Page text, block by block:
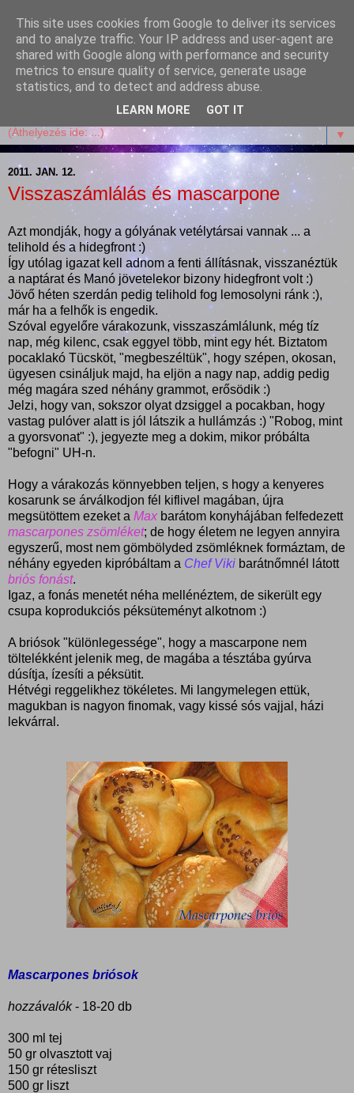
Garffyka
Szösszenetek a konyhámból, az életemből. Mosollyal,
receptekkel, vidámsággal, marcipánnal, csokival.
▼
2011. JAN. 12.
Visszaszámlálás és mascarpone
Azt mondják, hogy a gólyának vetélytársai vannak ... a
telihold és a hidegfront :)
Így utólag igazat kell adnom a fenti állításnak, visszanéztük
a naptárat és Manó jövetelekor bizony hidegfront volt :)
Jövő héten szerdán pedig telihold fog lemosolyni ránk :),
már ha a felhők is engedik.
Szóval egyelőre várakozunk, visszaszámlálunk, még tíz
nap, még kilenc, csak eggyel több, mint egy hét. Biztatom
pocaklakó Tücsköt, "megbeszéltük", hogy szépen, okosan,
ügyesen csináljuk majd, ha eljön a nagy nap, addig pedig
még magára szed néhány grammot, erősödik :)
Jelzi, hogy van, sokszor olyat dzsiggel a pocakban, hogy
vastag pulóver alatt is jól látszik a hullámzás :) "Robog, mint
a gyorsvonat" :), jegyezte meg a dokim, mikor próbálta
"befogni" UH-n.
Hogy a várakozás könnyebben teljen, s hogy a kenyeres
kosarunk se árválkodjon fél kiflivel magában, újra
megsütöttem ezeket a Max barátom konyhájában felfedezett
mascarpones zsömléket; de hogy életem ne legyen annyira
egyszerű, most nem gömbölyded zsömléknek formáztam, de
néhány egyeden kipróbáltam a Chef Viki barátnőmnél látott
briós fonást.
Igaz, a fonás menetét néha mellénéztem, de sikerült egy
csupa koprodukciós péksüteményt alkotnom :)
A briósok "különlegessége", hogy a mascarpone nem
töltelékként jelenik meg, de magába a tésztába gyúrva
dúsítja, ízesíti a péksütit.
Hétvégi reggelikhez tökéletes. Mi langymelegen ettük,
magukban is nagyon finomak, vagy kissé sós vajjal, házi
lekvárral.
Mascarpones briósok
hozzávalók- 18-20 db
300 ml tej
50 gr olvasztott vaj
150 gr rétesliszt
500 gr liszt
This site uses cookies from Google to deliver its services
and to analyze traffic. Your IP address and user-agent are
shared with Google along with performance and security
metrics to ensure quality of service, generate usage
statistics, and to detect and address abuse.
LEARN MORE GOT IT